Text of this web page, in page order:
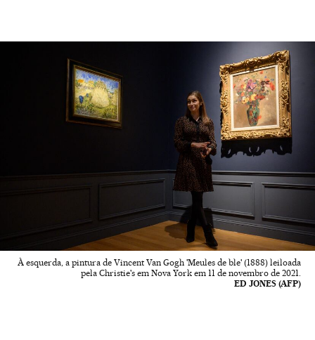
À esquerda, a pintura de Vincent Van Gogh 'Meules de ble' (1888) leiloada
pela Christie's em Nova York em 11 de novembro de 2021.
ED JONES (AFP)